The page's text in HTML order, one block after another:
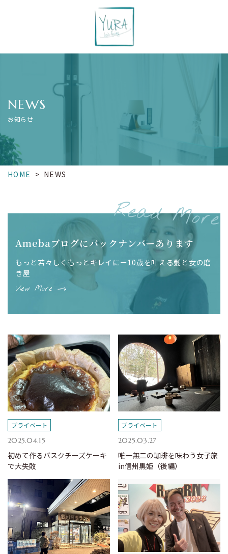
NEWS
お知らせ
HOME > NEWS
Amebaブログにバックナンバーあります
もっと若々しくもっとキレイにー10歳を叶える髪と女の磨
き屋
View More
プライベート
2025.04.15
初めて作るバスクチーズケーキ
で大失敗
プライベート
2025.03.27
唯一無二の珈琲を味わう女子旅
in信州黒姫（後編）